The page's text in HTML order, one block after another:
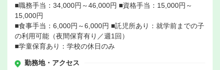
■職務手当：34,000円～46,000円 ■資格手当：15,000円～
15,000円
■食事手当：6,000円～6,000円 ■託児所あり：就学前までの子
の利用可能（夜間保育有り／週1回）
■学童保育あり：学校の休日のみ
勤務地・アクセス